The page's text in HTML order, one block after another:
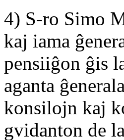
4) S-ro Simo
kaj iama
pensiiĝon ĝis
aganta
konsilojn kaj
gvidanton de